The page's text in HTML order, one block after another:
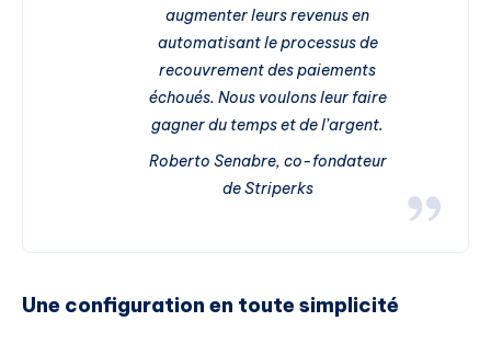
augmenter leurs revenus en
automatisant le processus de
recouvrement des paiements
échoués. Nous voulons leur faire
gagner du temps et de l’argent.
Roberto Senabre, co-fondateur
de Striperks
Une configuration en toute simplicité